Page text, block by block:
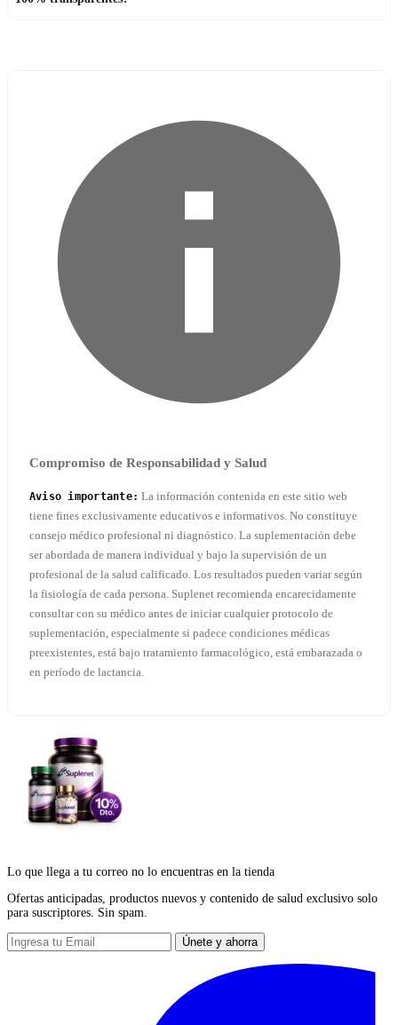
Compromiso de Responsabilidad y Salud
Aviso importante: La información contenida en este sitio web
tiene fines exclusivamente educativos e informativos. No constituye
consejo médico profesional ni diagnóstico. La suplementación debe
ser abordada de manera individual y bajo la supervisión de un
profesional de la salud calificado. Los resultados pueden variar según
la fisiología de cada persona. Suplenet recomienda encarecidamente
consultar con su médico antes de iniciar cualquier protocolo de
suplementación, especialmente si padece condiciones médicas
preexistentes, está bajo tratamiento farmacológico, está embarazada o
en período de lactancia.
Lo que llega a tu correo no lo encuentras en la tienda
Ofertas anticipadas, productos nuevos y contenido de salud exclusivo solo
para suscriptores. Sin spam.
Únete y ahorra